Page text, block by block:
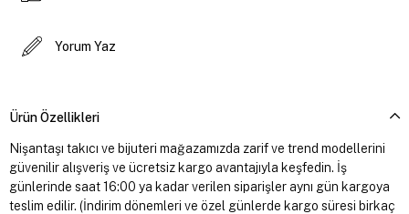
Yorum Yaz
Ürün Özellikleri
Nişantaşı takıcı ve bijuteri mağazamızda zarif ve trend modellerini
güvenilir alışveriş ve ücretsiz kargo avantajıyla keşfedin. İş
günlerinde saat 16:00 ya kadar verilen siparişler aynı gün kargoya
teslim edilir. (İndirim dönemleri ve özel günlerde kargo süresi birkaç